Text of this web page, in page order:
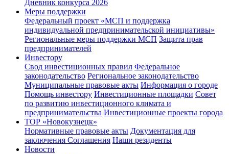
Дневник конкурса 2026
Меры поддержки
Федеральный проект «МСП и поддержка
индивидуальной предпринимательской инициативы»
Региональные меры поддержки МСП Защита прав
предпринимателей
Инвестору
Свод инвестиционных правил Федеральное
законодательство Региональное законодательство
Муниципальные правовые акты Информация о городе
Помощь инвестору Инвестиционные площадки Совет
по развитию инвестиционного климата и
предпринимательства Инвестиционные проекты города
ТОР «Новокузнецк»
Нормативные правовые акты Документация для
заключения Соглашения Наши резиденты
Новости